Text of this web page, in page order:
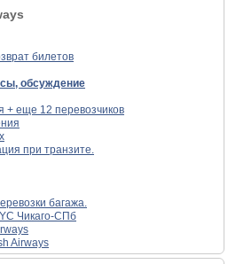
билетов
обсуждение
+ еще 12 перевозчиков
при транзите.
багажа.
Чикаго-СПб
Airways